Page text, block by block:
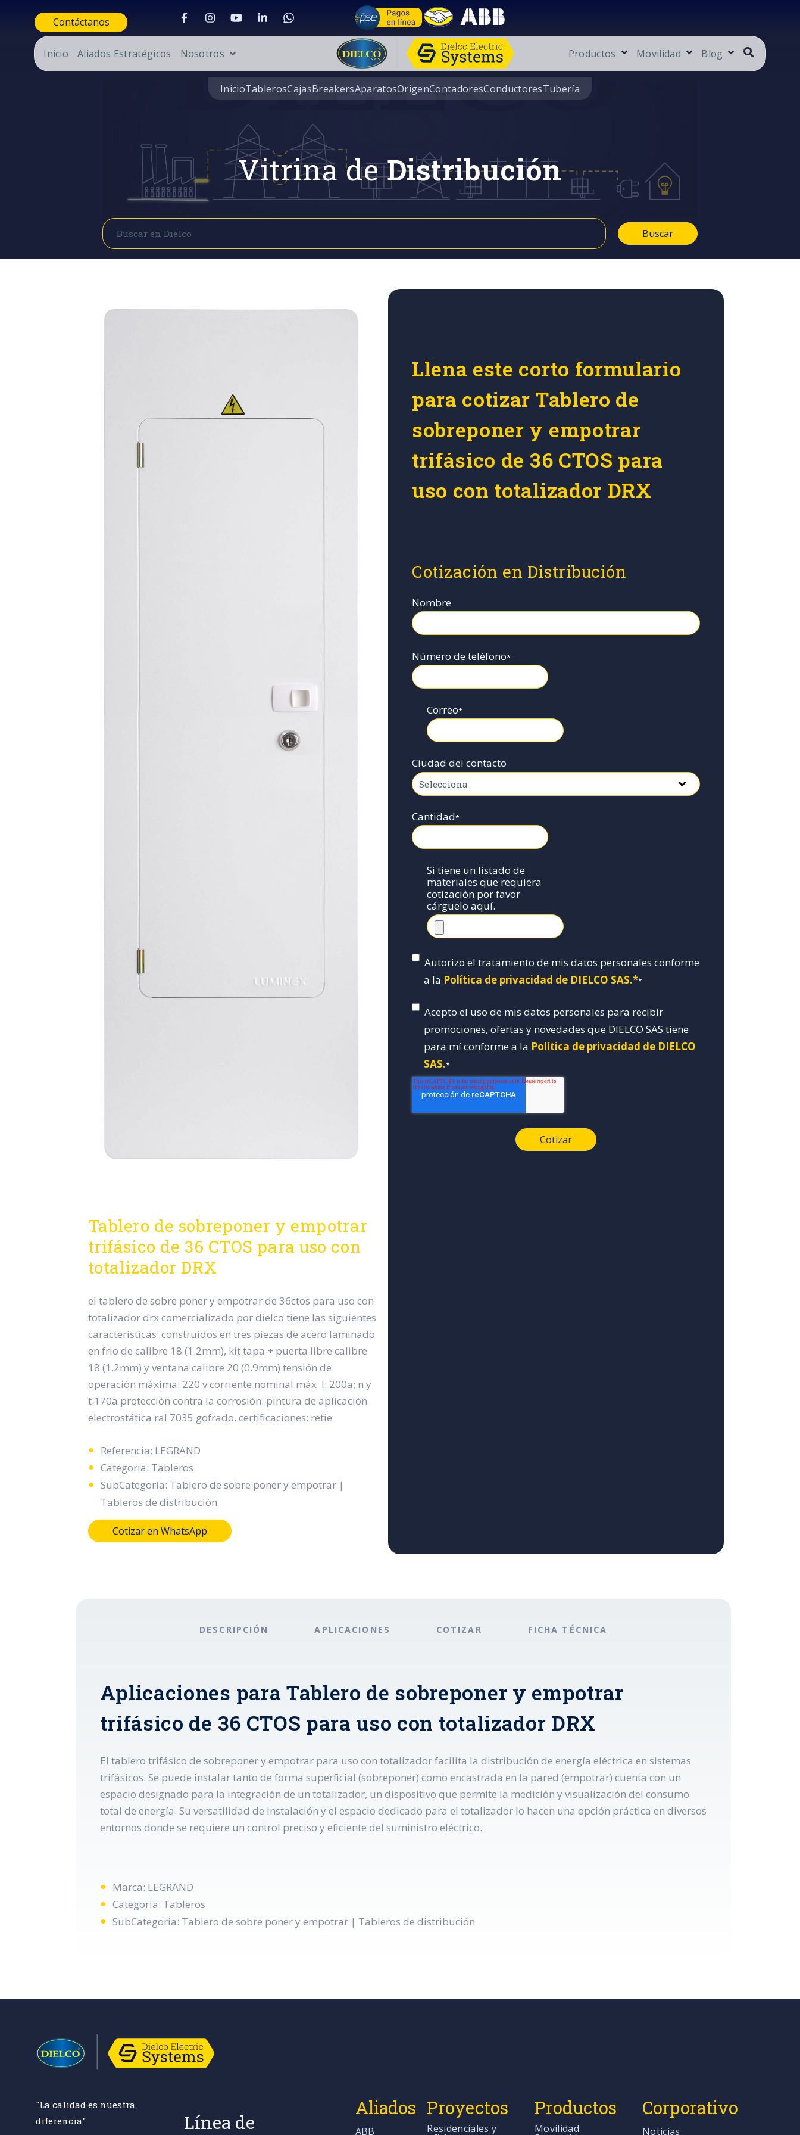
Contáctanos
Inicio Aliados Estratégicos Nosotros Productos Movilidad Blog
InicioTablerosCajasBreakersAparatosOrigenContadoresConductoresTubería
Vitrina deDistribución
Buscar
Buscar
Tablero de sobreponer y empotrar
trifásico de 36 CTOS para uso con
totalizador DRX
el tablero de sobre poner y empotrar de 36ctos para uso con
totalizador drx comercializado por dielco tiene las siguientes
características: construidos en tres piezas de acero laminado
en frio de calibre 18 (1.2mm), kit tapa + puerta libre calibre
18 (1.2mm) y ventana calibre 20 (0.9mm) tensión de
operación máxima: 220 v corriente nominal máx: l: 200a; n y
t:170a protección contra la corrosión: pintura de aplicación
electrostática ral 7035 gofrado. certificaciones: retie
Referencia: LEGRAND
Categoria: Tableros
SubCategoria: Tablero de sobre poner y empotrar |
Tableros de distribución
Cotizar en WhatsApp
Llena este corto formulario
para cotizar Tablero de
sobreponer y empotrar
trifásico de 36 CTOS para
uso con totalizador DRX
Cotización en Distribución
Nombre
Número de teléfono*
Correo*
Ciudad del contacto
Cantidad*
Si tiene un listado de
materiales que requiera
cotización por favor
cárguelo aquí.
Autorizo el tratamiento de mis datos personales conforme
a la Política de privacidad de DIELCO SAS.**
Acepto el uso de mis datos personales para recibir
promociones, ofertas y novedades que DIELCO SAS tiene
para mí conforme a la Política de privacidad de DIELCO
SAS.*
DESCRIPCIÓN APLICACIONES COTIZAR FICHA TÉCNICA
Aplicaciones para Tablero de sobreponer y empotrar
trifásico de 36 CTOS para uso con totalizador DRX
El tablero trifásico de sobreponer y empotrar para uso con totalizador facilita la distribución de energía eléctrica en sistemas
trifásicos. Se puede instalar tanto de forma superficial (sobreponer) como encastrada en la pared (empotrar) cuenta con un
espacio designado para la integración de un totalizador, un dispositivo que permite la medición y visualización del consumo
total de energía. Su versatilidad de instalación y el espacio dedicado para el totalizador lo hacen una opción práctica en diversos
entornos donde se requiere un control preciso y eficiente del suministro eléctrico.
Marca: LEGRAND
Categoria: Tableros
SubCategoria: Tablero de sobre poner y empotrar | Tableros de distribución
"La calidad es nuestra
diferencia"
Línea de
Aliados
ABB
Proyectos
Residenciales y
Productos
Movilidad
Corporativo
Noticias